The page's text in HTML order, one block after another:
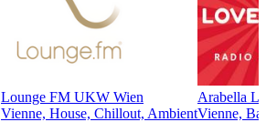
Lounge FM UKW Wien
Vienne, House, Chillout, Ambient
Arabella
Vienne,